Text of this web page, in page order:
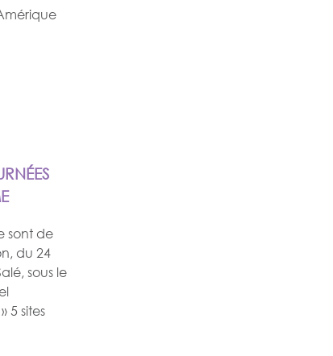
sont de
du 24
sous le
5 sites